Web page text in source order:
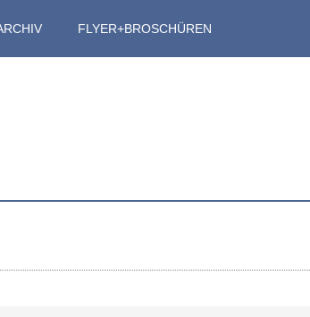
FLYER+BROSCHÜREN